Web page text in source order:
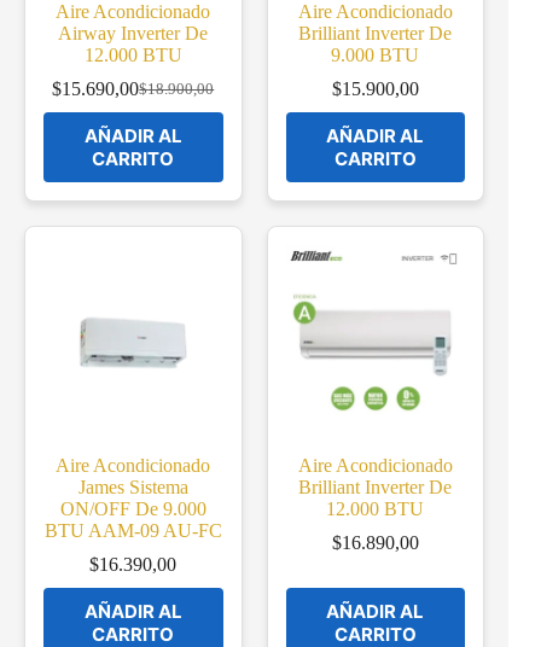
Aire Acondicionado
Airway Inverter De
12.000 BTU
$18.900,00
Original
was:
$18.900,00.
$15.690,00Current
is:
$15.690,00.
AÑADIR AL
CARRITO
Aire Acondicionado
Brilliant Inverter De
9.000 BTU
$15.900,00
AÑADIR AL
CARRITO
Aire Acondicionado
James Sistema
ON/OFF De 9.000
BTU AAM-09 AU-FC
$16.390,00
AÑADIR AL
CARRITO
Aire Acondicionado
Brilliant Inverter De
12.000 BTU
$16.890,00
AÑADIR AL
CARRITO